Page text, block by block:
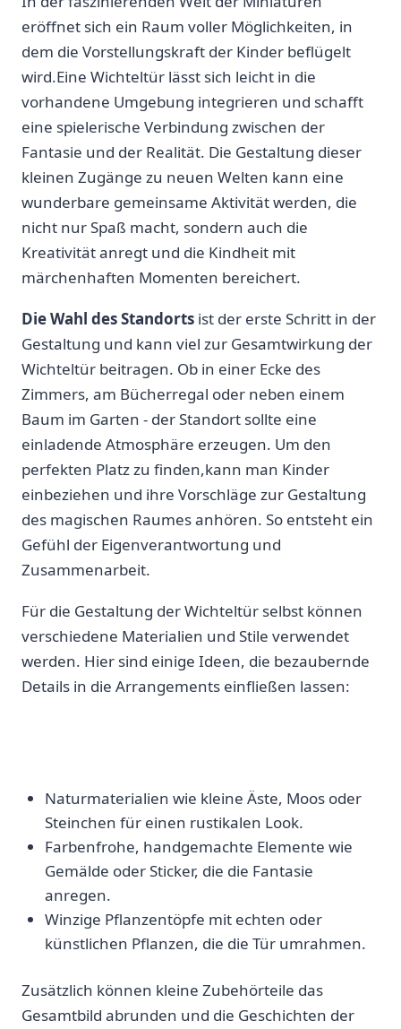
eröffnet sich ein Raum voller Möglichkeiten, ‍in
dem die Vorstellungskraft der Kinder beflügelt
wird.Eine Wichteltür lässt sich leicht in die
vorhandene Umgebung integrieren und ‌schafft
eine spielerische Verbindung zwischen ​der
Fantasie und der Realität. Die Gestaltung dieser
kleinen Zugänge zu neuen Welten kann eine
wunderbare gemeinsame Aktivität werden, die
nicht nur ⁤Spaß macht, sondern auch die
Kreativität anregt und die Kindheit mit
märchenhaften Momenten bereichert.
Die Wahl ⁢des‌ Standorts ist⁤ der erste Schritt in der
Gestaltung und kann viel zur Gesamtwirkung⁢ der
⁢Wichteltür beitragen. Ob in einer Ecke des
Zimmers, ⁤am Bücherregal oder neben einem
‍Baum im Garten ‍- der Standort‌ sollte eine
einladende ⁣Atmosphäre erzeugen. Um den
perfekten Platz zu ‌finden,kann⁣ man Kinder
einbeziehen ‍und ‍ihre Vorschläge zur Gestaltung
⁣des magischen Raumes anhören. So entsteht ein
Gefühl der Eigenverantwortung ⁤und
Zusammenarbeit.
Für die Gestaltung der Wichteltür selbst können
verschiedene Materialien und Stile verwendet
werden. Hier sind einige Ideen, die bezaubernde
Details in die Arrangements einfließen lassen:
Naturmaterialien wie kleine Äste, Moos ‍oder
Steinchen für einen rustikalen Look.
Farbenfrohe, handgemachte Elemente ⁤wie
Gemälde‌ oder ⁢Sticker, die ⁣die‍ Fantasie
anregen.
Winzige Pflanzentöpfe mit echten oder
künstlichen Pflanzen, die die Tür umrahmen.
Zusätzlich können kleine Zubehörteile das
Gesamtbild abrunden und die ⁢Geschichten der